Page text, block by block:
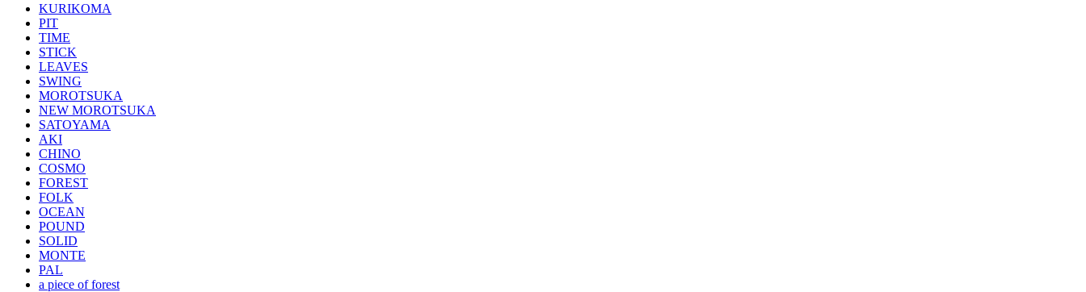
KURIKOMA
PIT
TIME
STICK
LEAVES
SWING
MOROTSUKA
NEW MOROTSUKA
SATOYAMA
AKI
CHINO
COSMO
FOREST
FOLK
OCEAN
POUND
SOLID
MONTE
PAL
a piece of forest